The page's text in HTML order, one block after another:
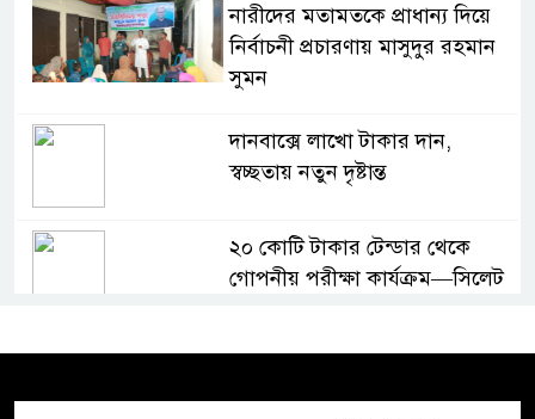
নারীদের মতামতকে প্রাধান্য দিয়ে
নির্বাচনী প্রচারণায় মাসুদুর রহমান
সুমন
দানবাক্সে লাখো টাকার দান,
স্বচ্ছতায় নতুন দৃষ্টান্ত
২০ কোটি টাকার টেন্ডার থেকে
গোপনীয় পরীক্ষা কার্যক্রম—সিলেট
সিলেটে চিকিৎসকের কিশোর ছেলের